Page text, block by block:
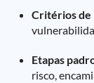
Critérios de
Etapas
risco,